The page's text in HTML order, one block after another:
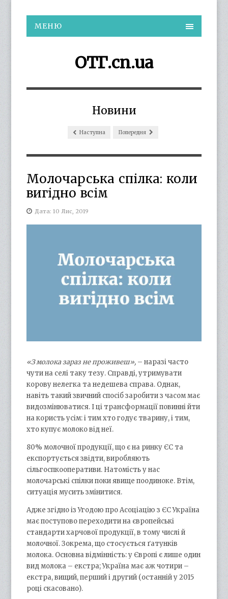
МЕНЮ
ОТГ.cn.ua
Новини
Наступна Попередня
Молочарська спілка: коли
вигідно всім
Дата: 10 Лис, 2019
«З молока зараз не проживеш», – наразі часто
чути на селі таку тезу. Справді, утримувати
корову нелегка та недешева справа. Однак,
навіть такий звичний спосіб заробити з часом має
видозмінюватися. І ці трансформації повинні йти
на користь усім: і тим хто годує тварину, і тим,
хто купує молоко від неї.
80% молочної продукції, що є на ринку ЄС та
експортується звідти, виробляють
сільгоспкооперативи. Натомість у нас
молочарські спілки поки явище поодиноке. Втім,
ситуація мусить змінитися.
Адже згідно із Угодою про Асоціацію з ЄС Україна
має поступово переходити на європейські
стандарти харчової продукції, в тому числі й
молочної. Зокрема, що стосується ґатунків
молока. Основна відмінність: у Європі є лише один
вид молока – екстра; Україна має аж чотири –
екстра, вищий, перший і другий (останній у 2015
році скасовано).